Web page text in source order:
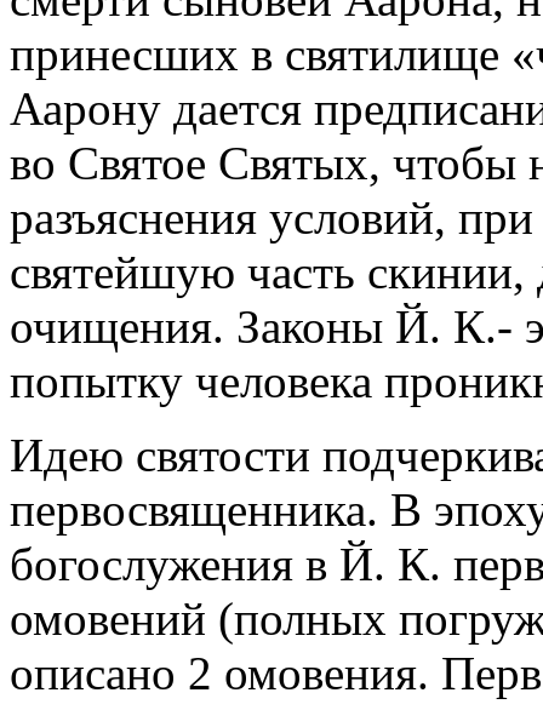
принесших в святилище
Аарону дается
во Святое Святых, чтобы
разъяснения условий,
святейшую часть скинии,
очищения. Законы Й. К.-
попытку человека
Идею святости
первосвященника. В
богослужения в Й. К.
омовений (полных
описано 2 омовения.